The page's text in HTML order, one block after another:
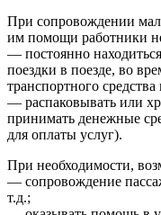
При сопровождении
им помощи работники
— постоянно
поездки в поезде, во
транспортного
— распаковывать или
принимать денежные
для оплаты услуг).
При необходимости,
— сопровождение
т.д.;